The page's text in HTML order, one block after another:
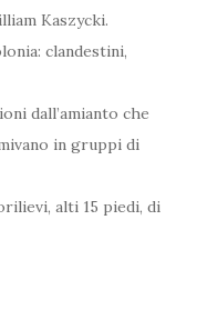
Kaszycki.
clandestini,
dall’amianto che
in gruppi di
alti 15 piedi, di